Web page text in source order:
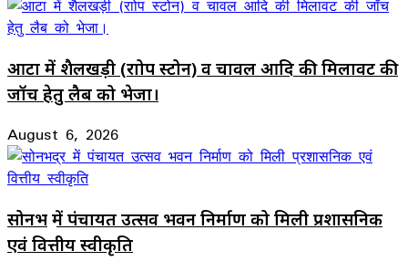
आटा में शैलखड़ी (राोप स्टोन) व चावल आदि की मिलावट की
जॉच हेतु लैब को भेजा।
August 6, 2026
सोनभद्र में पंचायत उत्सव भवन निर्माण को मिली प्रशासनिक
एवं वित्तीय स्वीकृति